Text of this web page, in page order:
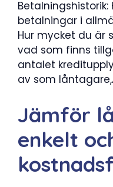
betalningar i
Hur mycket du är
vad som finns
antalet
av som
Jämför
enkelt